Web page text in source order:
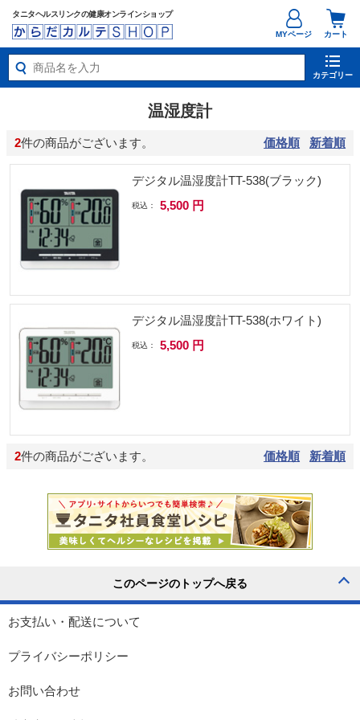
タニタヘルスリンクの健康オンラインショップ
カート
MYページ
カテゴリー
温湿度計
2件の商品がございます。 価格順 新着順
デジタル温湿度計TT-538(ブラック)
税込： 5,500 円
デジタル温湿度計TT-538(ホワイト)
税込： 5,500 円
2件の商品がございます。 価格順 新着順
お支払い・配送について
プライバシーポリシー
お問い合わせ